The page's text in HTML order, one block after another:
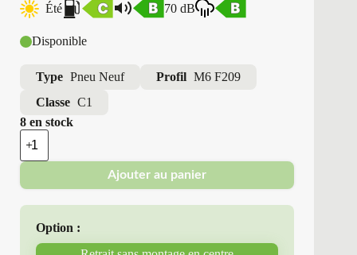
Été 70 dB
Disponible
Type Pneu Neuf Profil M6 F209
Classe C1
8 en stock
quantité
de
Minerva
Pneus
Neufs
215/60R16
Ajouter au panier
Option :